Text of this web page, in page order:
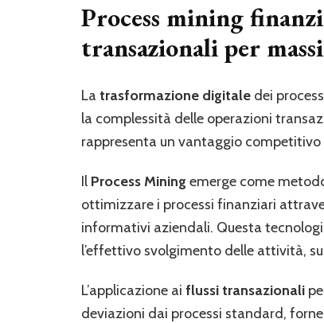
Process mining
transazionali per
La trasformazione digitale dei
la complessità delle operazioni
rappresenta un vantaggio
Il Process Mining emerge come
ottimizzare i processi finanziari
informativi aziendali. Questa
l’effettivo svolgimento delle attività,
L’applicazione ai flussi transazionali
deviazioni dai processi standard,